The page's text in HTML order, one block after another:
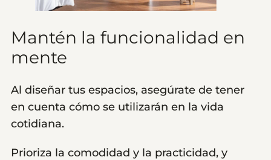
Mantén la funcionalidad en
mente
Al diseñar tus espacios, asegúrate de tener
en cuenta cómo se utilizarán en la vida
cotidiana.
Prioriza la comodidad y la practicidad, y